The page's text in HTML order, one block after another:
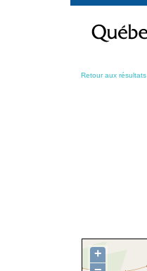
contenu
Retour aux résultats
+